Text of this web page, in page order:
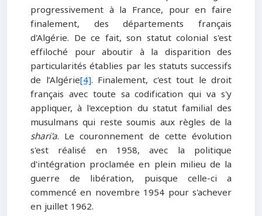
progressivement à la France, pour en faire
finalement, des départements français
d'Algérie. De ce fait, son statut colonial s'est
effiloché pour aboutir à la disparition des
particularités établies par les statuts successifs
de l’Algérie[4]. Finalement, c'est tout le droit
français avec toute sa codification qui va s'y
appliquer, à l'exception du statut familial des
musulmans qui reste soumis aux règles de la
shari'a. Le couronnement de cette évolution
s'est réalisé en 1958, avec la politique
d'intégration proclamée en plein milieu de la
guerre de libération, puisque celle-ci a
commencé en novembre 1954 pour s'achever
en juillet 1962.